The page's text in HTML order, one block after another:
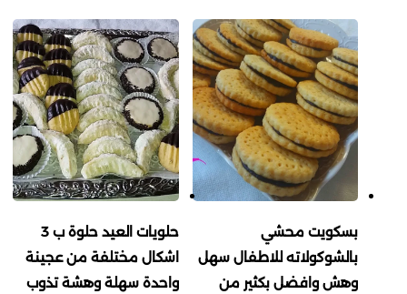
بسكويت محشي
بالشوكولاته للاطفال سهل
وهش وافضل بكثير من
حلويات العيد حلوة ب 3
اشكال مختلفة من عجينة
واحدة سهلة وهشة تذوب